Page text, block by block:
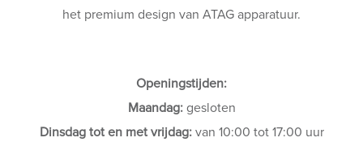
het premium design van ATAG apparatuur.
Openingstijden:
Maandag:gesloten
Dinsdag tot en met vrijdag:van 10:00 tot 17:00 uur